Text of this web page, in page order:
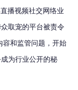
播视频社交网络业
取宠的平台被责令
和监管问题，开始
为行业公开的秘